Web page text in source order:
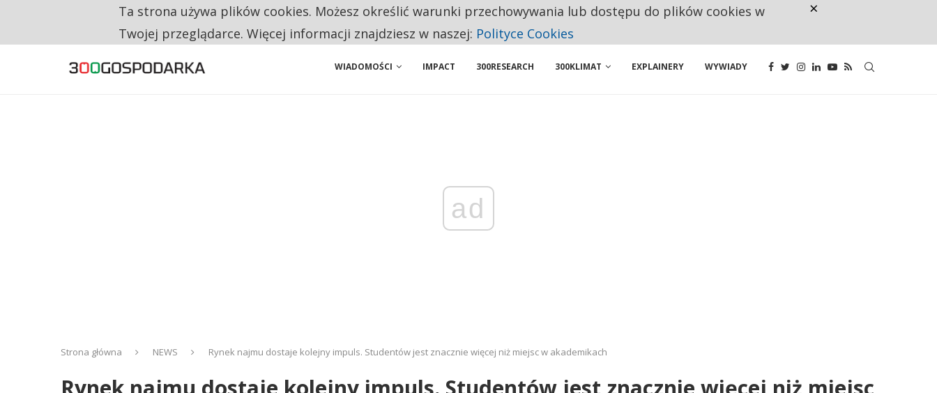
CO TRZECIĄ ZŁOTÓWKĘ Z EMERYTURY SENIORZY PRZEZNACZAJĄ NA PODSTAWOWE ZAKUPY
WIADOMOŚCI IMPACT 300RESEARCH 300KLIMAT EXPLAINERY WYWIADY
ad
Strona główna NEWS Rynek najmu dostaje kolejny impuls. Studentów jest znacznie więcej niż miejsc w akademikach
Ta strona używa plików cookies. Możesz określić warunki przechowywania lub dostępu do plików cookies w
Twojej przeglądarce. Więcej informacji znajdziesz w naszej: Polityce Cookies
×